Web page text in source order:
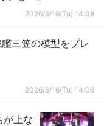
2026/6/16(Tu) 14:08
三笠の模型をプレ
2026/6/16(Tu) 14:06
が上な